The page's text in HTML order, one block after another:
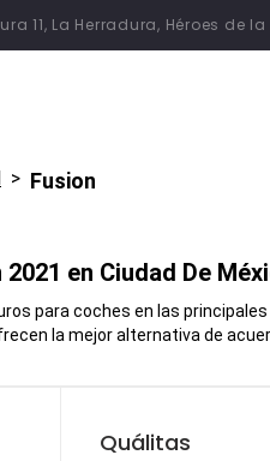
11, La Herradura, Héroes de
> Fusion
2021 en Ciudad De
para coches en las
la mejor alternativa de
Quálitas